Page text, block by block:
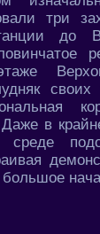
три
до
в